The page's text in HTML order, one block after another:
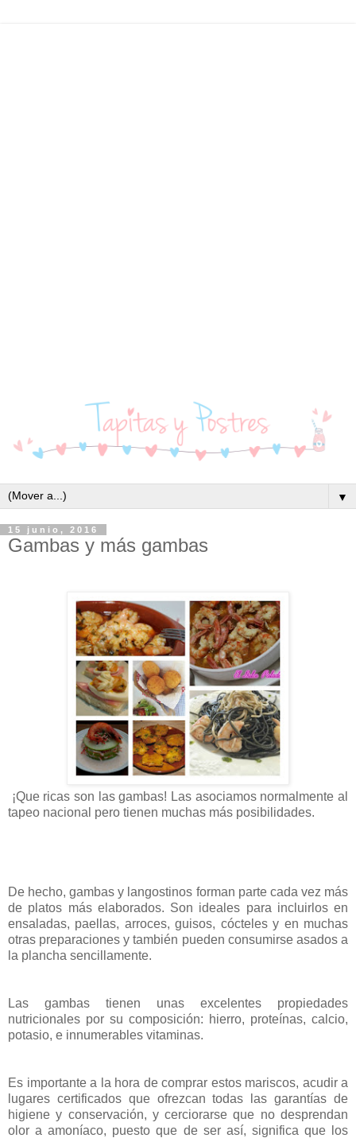
▼
15 junio, 2016
Gambas y más gambas
¡Que ricas son las gambas! Las asociamos normalmente al
tapeo nacional pero tienen muchas más posibilidades.
De hecho, gambas y langostinos forman parte cada vez más
de platos más elaborados. Son ideales para incluirlos en
ensaladas, paellas, arroces, guisos, cócteles y en muchas
otras preparaciones y también pueden consumirse asados a
la plancha sencillamente.
Las gambas tienen unas excelentes propiedades
nutricionales por su composición: hierro, proteínas, calcio,
potasio, e innumerables vitaminas.
Es importante a la hora de comprar estos mariscos, acudir a
lugares certificados que ofrezcan todas las garantías de
higiene y conservación, y cerciorarse que no desprendan
olor a amoníaco, puesto que de ser así, significa que los